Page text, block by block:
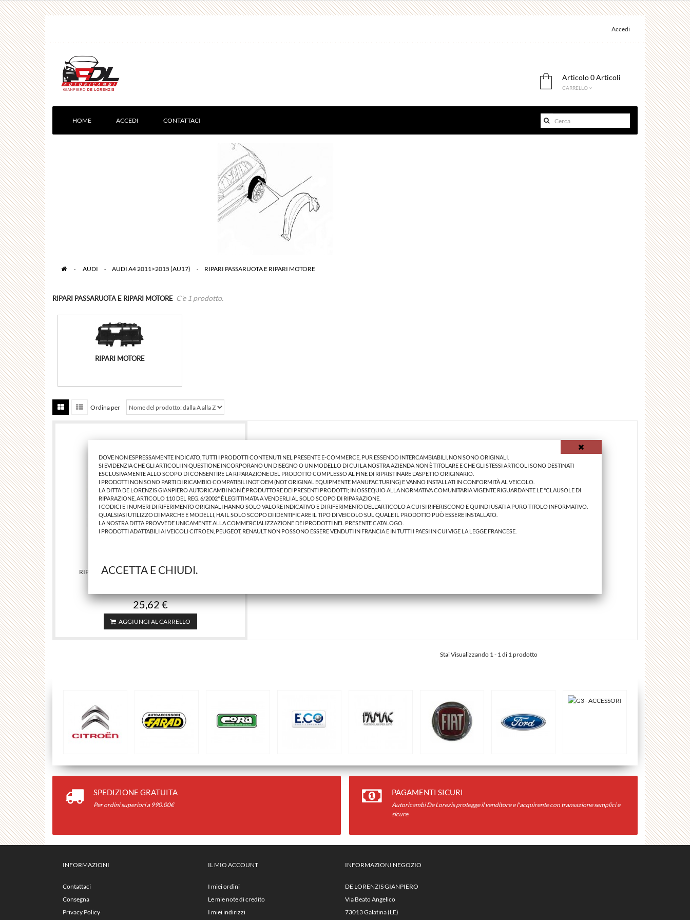
Accedi
Articolo0 Articoli
CARRELLO
HOME ACCEDI CONTATTACI
> AUDI > AUDI A4 2011>2015 (AU17) > RIPARI PASSARUOTA E RIPARI MOTORE
RIPARI PASSARUOTA E RIPARI MOTORE C'e 1 prodotto.
RIPARI MOTORE
Ordina per
RIPARO MOTORE AU A4 2011> PARTE ANTERIORE
25,62 €
AGGIUNGI AL CARRELLO
Stai Visualizzando 1 - 1 di 1 prodotto
SPEDIZIONE GRATUITA
Per ordini superiori a 990.00€
PAGAMENTI SICURI
Autoricambi De Lorezis protegge il venditore e l'acquirente con transazione semplici e
sicure.
INFORMAZIONI
Contattaci
Consegna
Privacy Policy
IL MIO ACCOUNT
I miei ordini
Le mie note di credito
I miei indirizzi
INFORMAZIONI NEGOZIO
DE LORENZIS GIANPIERO
Via Beato Angelico
73013 Galatina (LE)
DOVE NON ESPRESSAMENTE INDICATO, TUTTI I PRODOTTI CONTENUTI NEL PRESENTE E-COMMERCE, PUR ESSENDO INTERCAMBIABILI, NON SONO ORIGINALI.
SI EVIDENZIA CHE GLI ARTICOLI IN QUESTIONE INCORPORANO UN DISEGNO O UN MODELLO DI CUI LA NOSTRA AZIENDA NON È TITOLARE E CHE GLI STESSI ARTICOLI SONO DESTINATI
ESCLUSIVAMENTE ALLO SCOPO DI CONSENTIRE LA RIPARAZIONE DEL PRODOTTO COMPLESSO AL FINE DI RIPRISTINARE L'ASPETTO ORIGINARIO.
I PRODOTTI NON SONO PARTI DI RICAMBIO COMPATIBILI NOT OEM (NOT ORIGINAL EQUIPMENTE MANUFACTURING) E VANNO INSTALLATI IN CONFORMITÀ AL VEICOLO.
LA DITTA DE LORENZIS GIANPIERO AUTORICAMBI NON È PRODUTTORE DEI PRESENTI PRODOTTI; IN OSSEQUIO ALLA NORMATIVA COMUNITARIA VIGENTE RIGUARDANTE LE "CLAUSOLE DI
RIPARAZIONE, ARTICOLO 110 DEL REG. 6/2002" È LEGITTIMATA A VENDERLI AL SOLO SCOPO DI RIPARAZIONE.
I CODICI E I NUMERI DI RIFERIMENTO ORIGINALI HANNO SOLO VALORE INDICATIVO E DI RIFERIMENTO DELL'ARTICOLO A CUI SI RIFERISCONO E QUINDI USATI A PURO TITOLO INFORMATIVO.
QUALSIASI UTILIZZO DI MARCHE E MODELLI, HA IL SOLO SCOPO DI IDENTIFICARE IL TIPO DI VEICOLO SUL QUALE IL PRODOTTO PUÒ ESSERE INSTALLATO.
LA NOSTRA DITTA PROVVEDE UNICAMENTE ALLA COMMERCIALIZZAZIONE DEI PRODOTTI NEL PRESENTE CATALOGO.
I PRODOTTI ADATTABILI AI VEICOLI CITROEN, PEUGEOT, RENAULT NON POSSONO ESSERE VENDUTI IN FRANCIA E IN TUTTI I PAESI IN CUI VIGE LA LEGGE FRANCESE.
ACCETTA E CHIUDI.